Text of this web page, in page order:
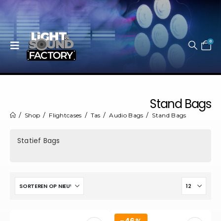
0
Stand Bags
Shop Flightcases Tas Audio Bags Stand Bags
Statief Bags